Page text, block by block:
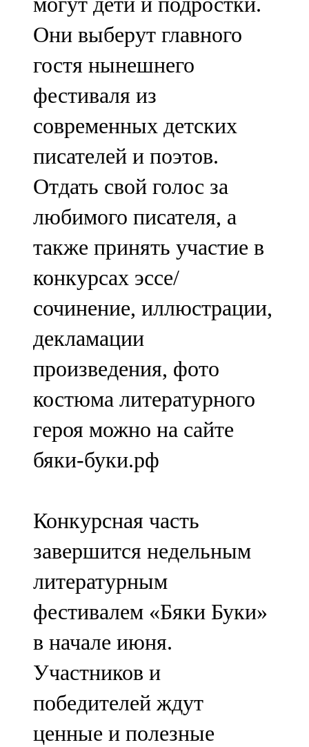
Они выберут главного
гостя нынешнего
фестиваля из
современных детских
писателей и поэтов.
Отдать свой голос за
любимого писателя, а
также принять участие в
конкурсах эссе/
сочинение, иллюстрации,
декламации
произведения, фото
костюма литературного
героя можно на сайте
бяки-буки.рф
Конкурсная часть
завершится недельным
литературным
фестивалем «Бяки Буки»
в начале июня.
Участников и
победителей ждут
ценные и полезные